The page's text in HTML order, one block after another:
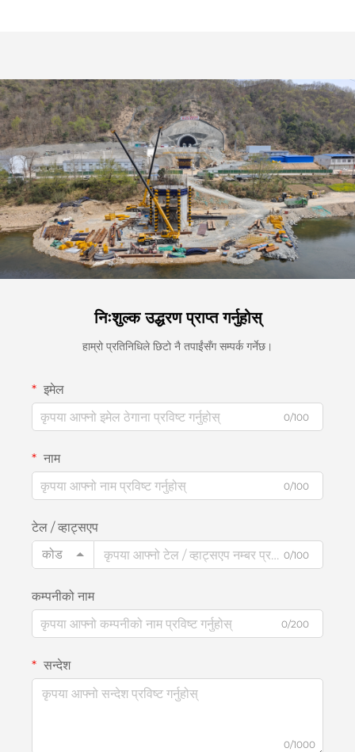
निःशुल्क उद्धरण प्राप्त गर्नुहोस्
हाम्रो प्रतिनिधिले छिटो नै तपाईंसँग सम्पर्क गर्नेछ।
इमेल
0/100
नाम
0/100
टेल / व्हाट्सएप
कोड
0/100
कम्पनीको नाम
0/200
सन्देश
0/1000